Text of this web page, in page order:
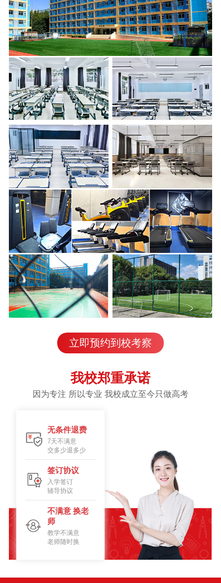
立即预约到校考察
我校郑重承诺
因为专注 所以专业 我校成立至今只做高考
无条件退费
7天不满意
交多少退多少
签订协议
入学签订
辅导协议
不满意 换老
师
教学不满意
老师随时换